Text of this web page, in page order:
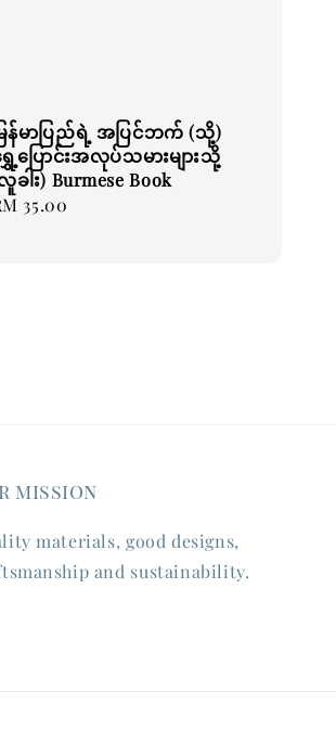
ြန်မာပြည်ရဲ့ အပြင်ဘက် (သို့)
ပြောင်းအလုပ်သမားများသို့
ခါး) Burmese Book
35.00
mission
materials, good designs,
and sustainability.